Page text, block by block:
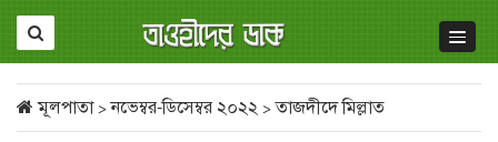
মূলপাতা> নভেম্বর-ডিসেম্বর ২০২২ > তাজদীদে মিল্লাত